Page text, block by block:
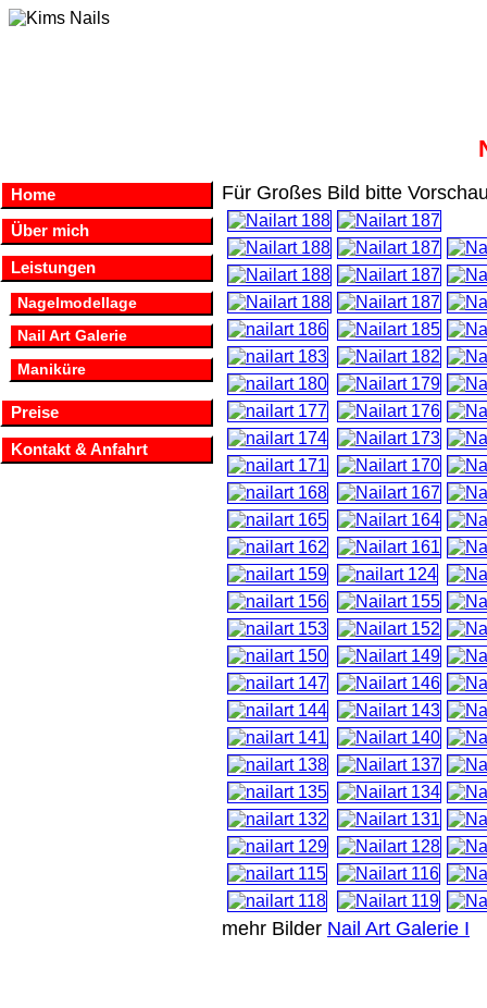
Für Großes Bild bitte
mehr Bilder Nail Art Galerie I
Home
Über mich
Leistungen
Nagelmodellage
Nail Art Galerie
Maniküre
Preise
Kontakt & Anfahrt